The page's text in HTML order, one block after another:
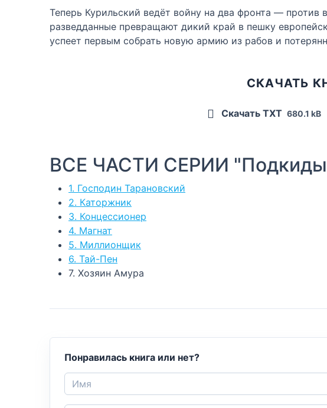
Теперь Курильский ведёт войну на два фронта —
разведданные превращают дикий край в пешку
успеет первым собрать новую армию из рабов и
СКАЧАТЬ
Скачать TXT 680.1 kB
ВСЕ ЧАСТИ СЕРИИ
1. Господин Тарановский
2. Каторжник
3. Концессионер
4. Магнат
5. Миллионщик
6. Тай-Пен
7. Хозяин Амура
Понравилась книга или нет?